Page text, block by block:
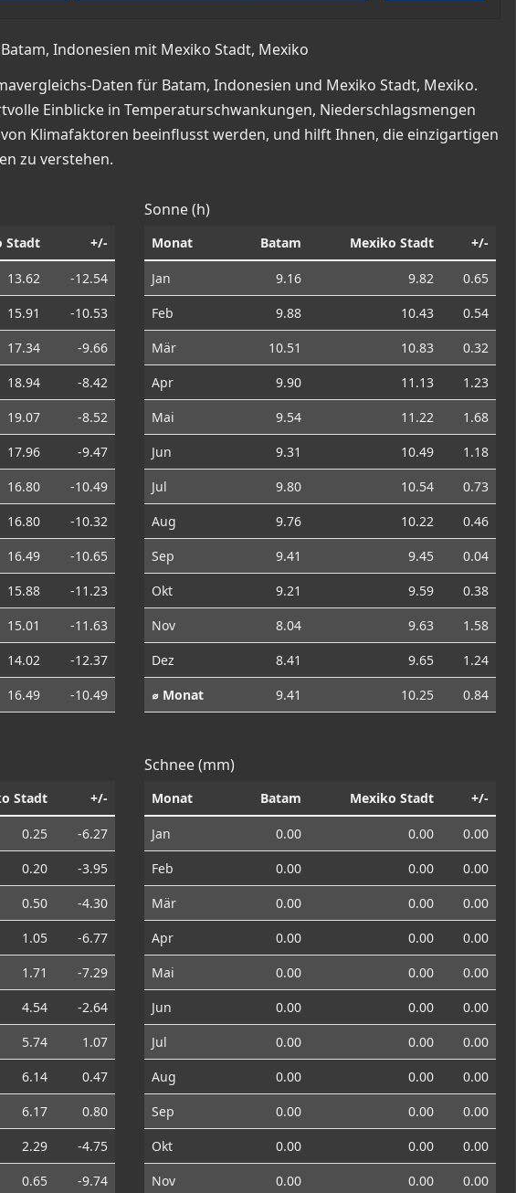
Indonesien mit Mexiko Stadt, Mexiko
Daten für Batam, Indonesien und Mexiko Stadt, Mexiko.
Einblicke in Temperaturschwankungen, Niederschlagsmengen
Klimafaktoren beeinflusst werden, und hilft Ihnen, die einzigartigen
zu verstehen.
Stadt +/-
13.62
-12.54
15.91
-10.53
17.34
-9.66
18.94
-8.42
19.07
-8.52
17.96
-9.47
16.80
-10.49
16.80
-10.32
16.49
-10.65
15.88
-11.23
15.01
-11.63
14.02
-12.37
16.49 -10.49
Sonne (h)
Monat Batam Mexiko Stadt +/-
Jan 9.16 9.82
0.65
Feb
9.88 10.43
0.54
Mär
10.51 10.83
0.32
Apr
9.90 11.13
1.23
Mai
9.54 11.22
1.68
Jun
9.31 10.49
1.18
Jul
9.80 10.54
0.73
Aug
9.76 10.22
0.46
Sep
9.41 9.45
0.04
Okt
9.21 9.59
0.38
Nov
8.04 9.63
1.58
Dez
8.41 9.65
1.24
⌀ Monat
9.41 10.25 0.84
Stadt +/-
0.25
-6.27
0.20
-3.95
0.50
-4.30
1.05
-6.77
1.71
-7.29
4.54
-2.64
5.74
1.07
6.14
0.47
6.17
0.80
2.29
-4.75
0.65 -9.74
Schnee (mm)
Monat Batam Mexiko Stadt +/-
Jan 0.00 0.00
0.00
Feb
0.00 0.00
0.00
Mär
0.00 0.00
0.00
Apr
0.00 0.00
0.00
Mai
0.00 0.00
0.00
Jun
0.00 0.00
0.00
Jul
0.00 0.00
0.00
Aug
0.00 0.00
0.00
Sep
0.00 0.00
0.00
Okt
0.00 0.00
0.00
Nov
0.00 0.00 0.00